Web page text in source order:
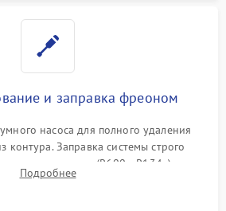
и заправка фреоном
насоса для полного удаления
контура. Заправка системы строго
хладагента (R600a, R134a) по
рабочего давления в системе.
Подробнее